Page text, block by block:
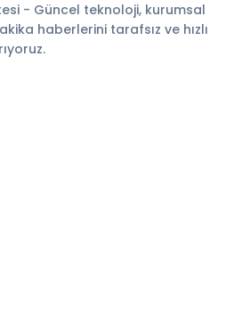
- Güncel teknoloji, kurumsal
haberlerini tarafsız ve hızlı